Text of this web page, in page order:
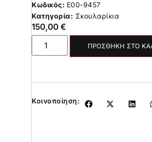
Κωδικός: E00-9457
Κατηγορία: Σκουλαρίκια
150,00 €
ΠΡΟΣΘΉΚΗ ΣΤΟ
Κοινοποίηση: